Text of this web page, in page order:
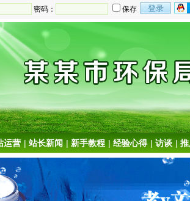
密码： 保存
运营 |站长新闻 | 新手教程 | 经验心得 | 访谈 | 推